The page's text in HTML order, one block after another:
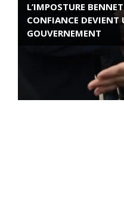
L’IMPOSTURE
CONFIANCE DEVIENT
GOUVERNEMENT
ROSE VALLAND,